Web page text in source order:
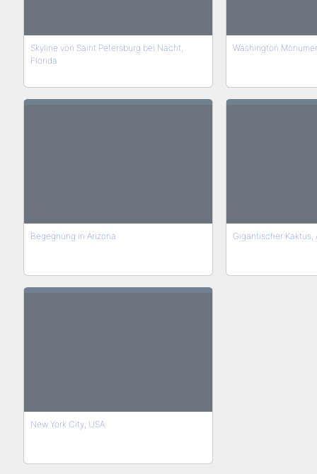
Skyline von Saint Petersburg bei Nacht,
Florida
Washington
Begegnung in Arizona Gigantischer Kaktus,
New York City, USA